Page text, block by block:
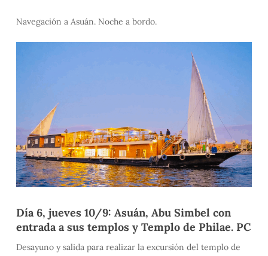
Navegación a Asuán. Noche a bordo.
️Día 6, jueves 10/9: Asuán, Abu Simbel con
entrada a sus templos y Templo de Philae. PC
Desayuno y salida para realizar la excursión del templo de